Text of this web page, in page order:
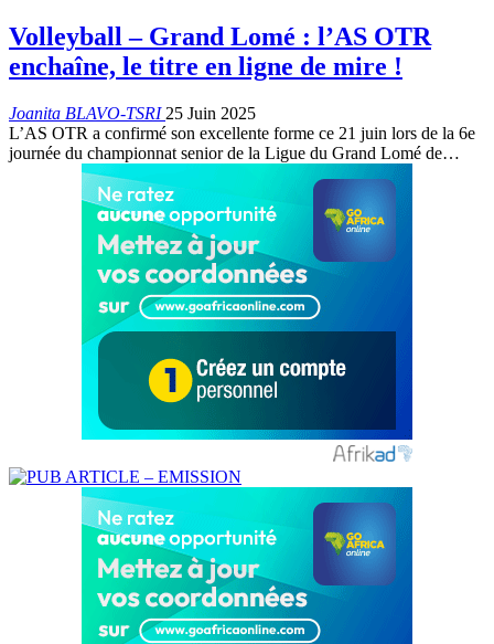
Volleyball – Grand Lomé : l’AS OTR
enchaîne, le titre en ligne de mire !
Joanita BLAVO-TSRI 25 Juin 2025
L’AS OTR a confirmé son excellente forme ce 21 juin lors de la 6e
journée du championnat senior de la Ligue du Grand Lomé de…